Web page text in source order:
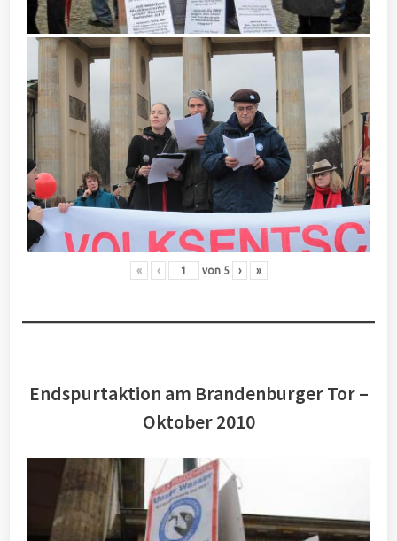
« ‹ von 5 › »
Endspurtaktion am Brandenburger Tor –
Oktober 2010